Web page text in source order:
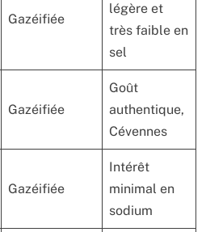
Gazéifiée
légère et
très faible en
sel
Gazéifiée
Goût
authentique,
Cévennes
Gazéifiée
Intérêt
minimal en
sodium